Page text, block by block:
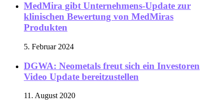
MedMira gibt Unternehmens-Update zur
klinischen Bewertung von MedMiras
Produkten
5. Februar 2024
DGWA: Neometals freut sich ein Investoren
Video Update bereitzustellen
11. August 2020